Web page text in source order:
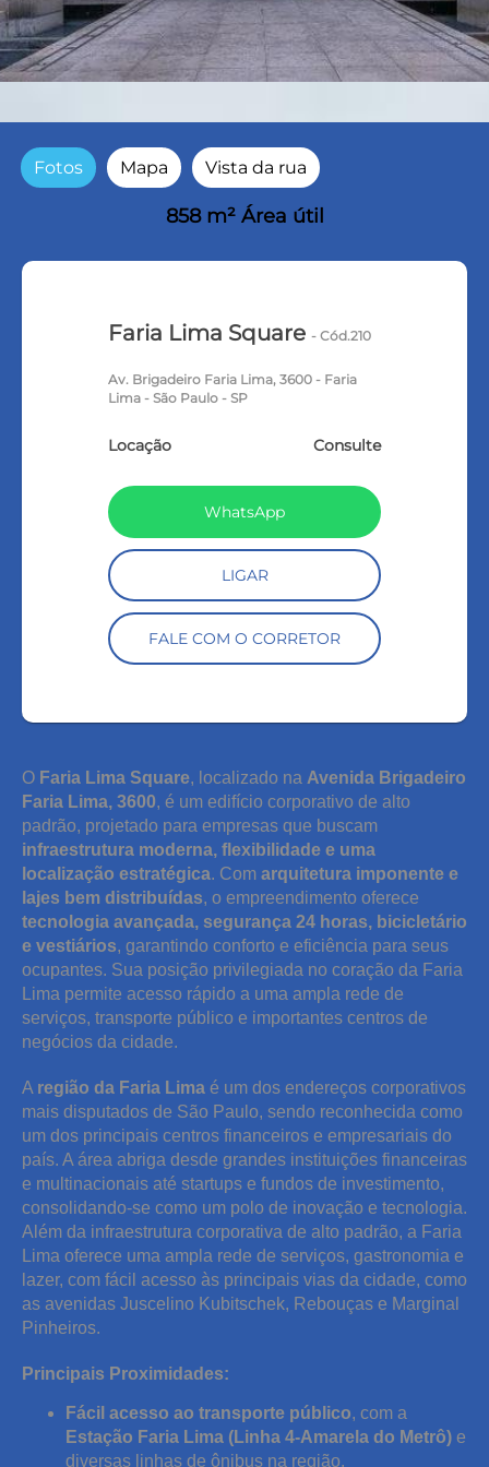
Fotos Mapa Vista da rua
858 m² Área útil
Faria Lima Square - Cód.210
Av. Brigadeiro Faria Lima, 3600 - Faria
Lima - São Paulo - SP
Locação Consulte
WhatsApp
LIGAR
FALE COM O CORRETOR
O Faria Lima Square, localizado na Avenida Brigadeiro
Faria Lima, 3600, é um edifício corporativo de alto
padrão, projetado para empresas que buscam
infraestrutura moderna, flexibilidade e uma
localização estratégica. Com arquitetura imponente e
lajes bem distribuídas, o empreendimento oferece
tecnologia avançada, segurança 24 horas, bicicletário
e vestiários, garantindo conforto e eficiência para seus
ocupantes. Sua posição privilegiada no coração da Faria
Lima permite acesso rápido a uma ampla rede de
serviços, transporte público e importantes centros de
negócios da cidade.
A região da Faria Lima é um dos endereços corporativos
mais disputados de São Paulo, sendo reconhecida como
um dos principais centros financeiros e empresariais do
país. A área abriga desde grandes instituições financeiras
e multinacionais até startups e fundos de investimento,
consolidando-se como um polo de inovação e tecnologia.
Além da infraestrutura corporativa de alto padrão, a Faria
Lima oferece uma ampla rede de serviços, gastronomia e
lazer, com fácil acesso às principais vias da cidade, como
as avenidas Juscelino Kubitschek, Rebouças e Marginal
Pinheiros.
Principais Proximidades:
Fácil acesso ao transporte público, com a
Estação Faria Lima (Linha 4-Amarela do Metrô) e
diversas linhas de ônibus na região.